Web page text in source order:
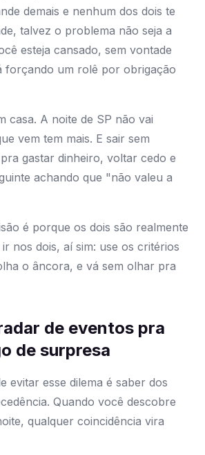
demais e nenhum dos dois te
talvez o problema não seja a
esteja cansado, sem vontade
forçando um rolê por obrigação
casa. A noite de SP não vai
vem tem mais. E sair sem
gastar dinheiro, voltar cedo e
achando que "não valeu a
é porque os dois são realmente
nos dois, aí sim: use os critérios
o âncora, e vá sem olhar pra
de eventos pra
de surpresa
evitar esse dilema é saber dos
Quando você descobre
qualquer coincidência vira